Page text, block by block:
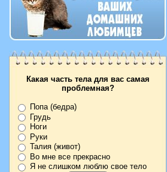
Какая часть тела для вас самая
проблемная?
Попа (бедра)
Грудь
Ноги
Руки
Талия (живот)
Во мне все прекрасно
Я не слишком люблю свое тело